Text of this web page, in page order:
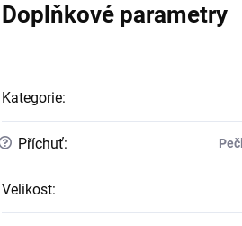
Doplňkové parametry
Kategorie:
? Příchuť:
Velikost: